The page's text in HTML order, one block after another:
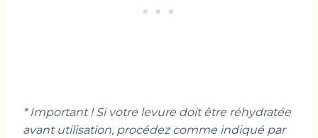
* Important ! Si votre levure doit être réhydratée
avant utilisation, procédez comme indiqué par